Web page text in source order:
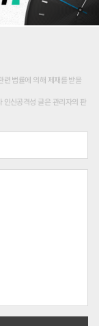
련 법률에 의해 제재를 받을
인신공격성 글은 관리자의 판